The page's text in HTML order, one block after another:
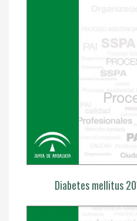
Diabetes mellitus